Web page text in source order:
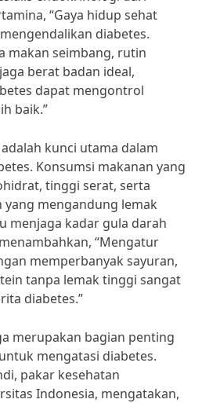
“Gaya hidup sehat
diabetes.
makan seimbang, rutin
berat badan ideal,
dapat mengontrol
baik.”
kunci utama dalam
Konsumsi makanan yang
tinggi serat, serta
mengandung lemak
menjaga kadar gula darah
“Mengatur
memperbanyak sayuran,
tanpa lemak tinggi sangat
diabetes.”
merupakan bagian penting
mengatasi diabetes.
pakar kesehatan
Indonesia, mengatakan,